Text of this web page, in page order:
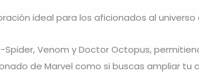
ideal para los aficionados al universo
Venom y Doctor Octopus,
de Marvel como si buscas ampliar tu